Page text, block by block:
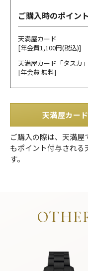
ご購入時のポイント
天満屋カード
[年会費1,100円(税込)]
天満屋カード「タスカ」
[年会費 無料]
天満屋カー
ご購入の際は、天満
もポイント付与され
す。